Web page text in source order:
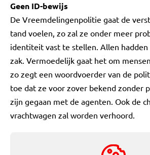
Geen ID-bewijs
De Vreemdelingenpolitie gaat de
tand voelen, zo zal ze onder meer
identiteit vast te stellen. Allen hadden
zak. Vermoedelijk gaat het om
zo zegt een woordvoerder van de
toe dat ze voor zover bekend zonder
zijn gegaan met de agenten. Ook de
vrachtwagen zal worden verhoord.